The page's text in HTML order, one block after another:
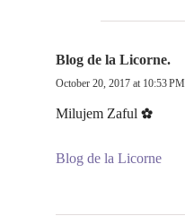
Blog de la Licorne.
October 20, 2017 at 10:53 PM
Milujem Zaful ✿
Blog de la Licorne